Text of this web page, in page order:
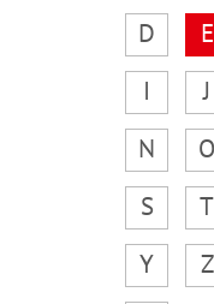
D
E
I
J
N
O
S
T
Y
Z